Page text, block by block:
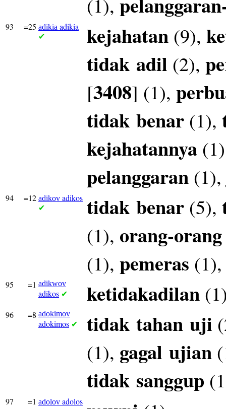
93 =25 adikia adikia
✔ kejahatan (9),
tidak adil (2),
[3408] (1),
tidak benar (1),
kejahatannya
pelanggaran (1),
94 =12 adikov adikos
✔ tidak benar (5),
(1), orang-orang
(1), pemeras
95 =1 adikwov
adikos ✔ ketidakadilan
96 =8 adokimov
adokimos ✔ tidak tahan uji
(1), gagal ujian
tidak sanggup
97 =1 adolov adolos